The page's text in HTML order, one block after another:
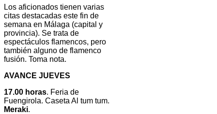
Los aficionados tienen varias
citas destacadas este fin de
semana en Málaga (capital y
provincia). Se trata de
espectáculos flamencos, pero
también alguno de flamenco
fusión. Toma nota.
AVANCE JUEVES
17.00 horas. Feria de
Fuengirola. Caseta Al tum tum.
Meraki.